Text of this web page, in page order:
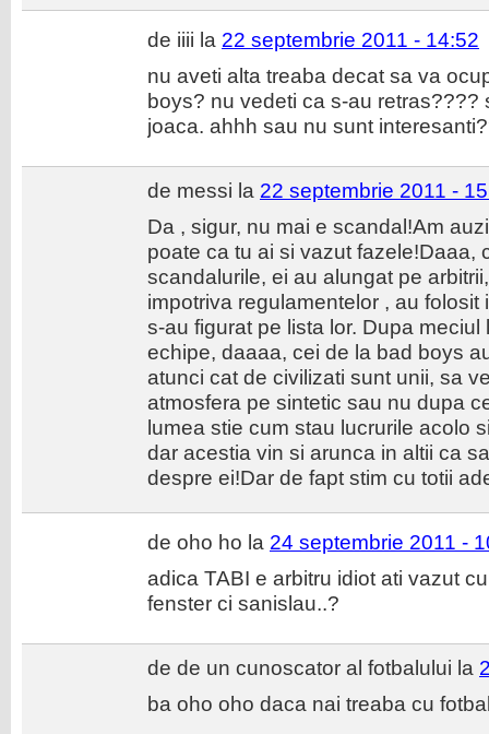
de iiii la 22 septembrie 2011 - 14:52
nu aveti alta treaba decat sa va
boys? nu vedeti ca s-au retras????
joaca. ahhh sau nu sunt
de messi la 22 septembrie 2011 -
Da , sigur, nu mai e scandal!Am
poate ca tu ai si vazut fazele!Daaa,
scandalurile, ei au alungat pe
impotriva regulamentelor , au
s-au figurat pe lista lor. Dupa
echipe, daaaa, cei de la bad boys
atunci cat de civilizati sunt unii, sa
atmosfera pe sintetic sau nu dupa
lumea stie cum stau lucrurile acolo
dar acestia vin si arunca in altii ca
despre ei!Dar de fapt stim cu totii
de oho ho la 24 septembrie 2011 -
adica TABI e arbitru idiot ati vazut
fenster ci sanislau..?
de de un cunoscator al fotbalului la
ba oho oho daca nai treaba cu